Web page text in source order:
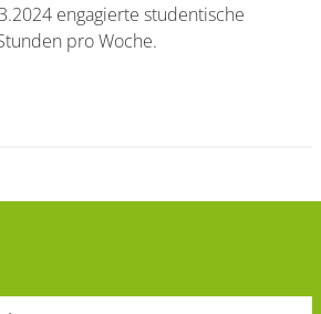
engagierte studentische
pro Woche.
(SHK) für den Bereich E-Learning